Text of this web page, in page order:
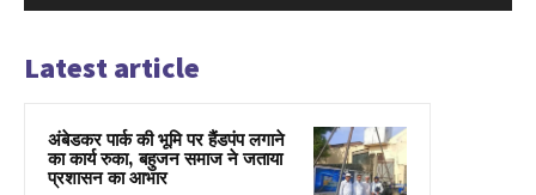
Latest article
अंबेडकर पार्क की भूमि पर हैंडपंप लगाने
का कार्य रुका, बहुजन समाज ने जताया
प्रशासन का आभार